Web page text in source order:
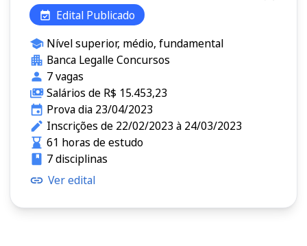
Edital Publicado
Nível superior, médio, fundamental
Banca Legalle Concursos
7 vagas
Salários de R$ 15.453,23
Prova dia 23/04/2023
Inscrições de 22/02/2023 à 24/03/2023
61 horas de estudo
7 disciplinas
Ver edital